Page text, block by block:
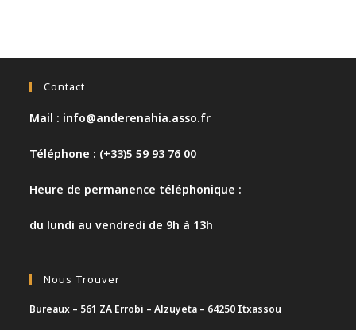
Contact
Mail : info@anderenahia.asso.fr
Téléphone : (+33)5 59 93 76 00
Heure de permanence téléphonique :
du lundi au vendredi de 9h à 13h
Nous Trouver
Bureaux – 561 ZA Errobi – Alzuyeta – 64250 Itxassou